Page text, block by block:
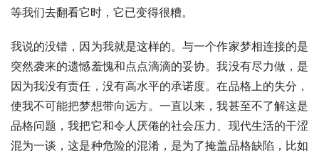
等我们去翻看它时，它已变得很糟。
我说的没错，因为我就是这样的。与一个作家梦相连接的是
突然袭来的遗憾羞愧和点点滴滴的妥协。我没有尽力做，是
因为我没有责任，没有高水平的承诺度。在品格上的失分，
使我不可能把梦想带向远方。一直以来，我甚至不了解这是
品格问题，我把它和令人厌倦的社会压力、现代生活的干涩
混为一谈，这是种危险的混淆，是为了掩盖品格缺陷，比如